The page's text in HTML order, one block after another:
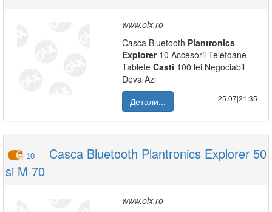
www.olx.ro
Casca Bluetooth Plantronics
Explorer10 Accesorii Telefoane -
Tablete Casti 100 lei Negociabil
Deva Azi
Детали...
25.07|21:35
10
Casca Bluetooth Plantronics Explorer 50
si M 70
www.olx.ro